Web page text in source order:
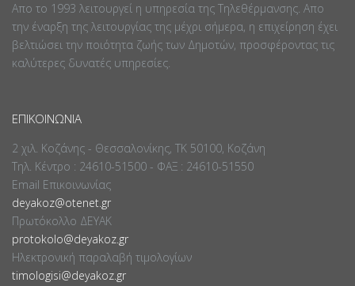
Απο το 1993 λειτουργεί η υπηρεσία της Τηλεθέρμανσης. Απο
την έναρξη της λειτουργίας της μέχρι σήμερα, η επιχείρηση έχει
βελτιώσει την ποιότητα ζωής των Δημοτών, προσφέροντας τις
καλύτερες δυνατές υπηρεσίες.
ΕΠΙΚΟΙΝΩΝΊΑ
2 χιλ. Κοζάνης - Θεσσαλονίκης, ΤΚ 50100, Κοζάνη
Τηλ. Κέντρο : 24610-51500 - ΦΑΞ : 24610-51550
Email Επικοινωνίας
deyakoz@otenet.gr
Πρωτόκολλο ΔΕΥΑΚ
protokolo@deyakoz.gr
Ηλεκτρονική παραλαβή τιμολογίων
timologisi@deyakoz.gr